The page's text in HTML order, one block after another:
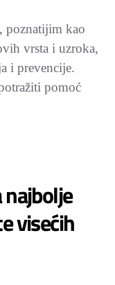
poznatijim kao
vrsta i uzroka,
i prevencije.
pomoć
najbolje
visećih